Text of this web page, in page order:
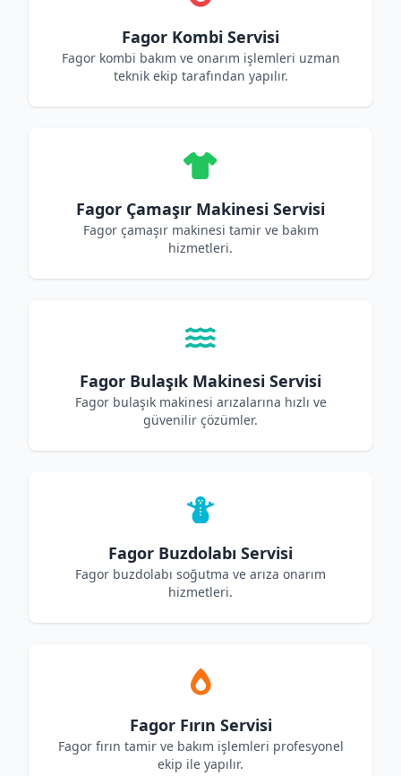
Fagor Kombi Servisi
Fagor kombi bakım ve onarım işlemleri uzman
teknik ekip tarafından yapılır.
Fagor Çamaşır Makinesi Servisi
Fagor çamaşır makinesi tamir ve bakım
hizmetleri.
Fagor Bulaşık Makinesi Servisi
Fagor bulaşık makinesi arızalarına hızlı ve
güvenilir çözümler.
Fagor Buzdolabı Servisi
Fagor buzdolabı soğutma ve arıza onarım
hizmetleri.
Fagor Fırın Servisi
Fagor fırın tamir ve bakım işlemleri profesyonel
ekip ile yapılır.